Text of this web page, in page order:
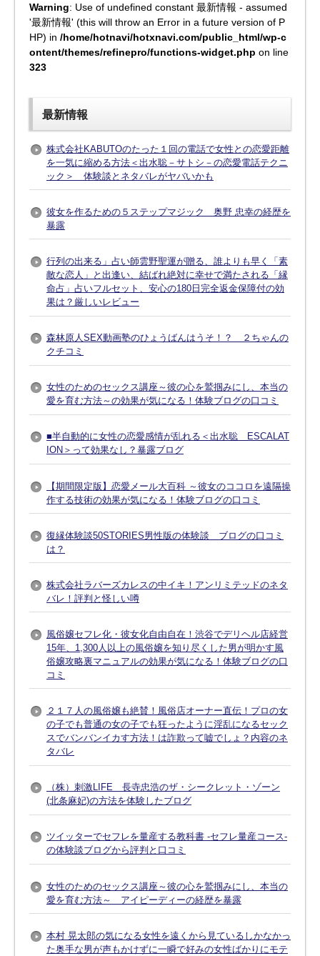
Warning: Use of undefined constant 最新情報 - assumed
'最新情報' (this will throw an Error in a future version of P
HP) in /home/hotnavi/hotxnavi.com/public_html/wp-c
ontent/themes/refinepro/functions-widget.php on line
323
最新情報
株式会社KABUTOのたった１回の電話で女性との恋愛距離
を一気に縮める方法＜出水聡－サトシ－の恋愛電話テクニ
ック＞ 体験談とネタバレがヤバいかも
彼女を作るための５ステップマジック 奥野 忠幸の経歴を
暴露
行列の出来る」占い師雲野聖運が贈る、誰よりも早く「素
敵な恋人」と出逢い、結ばれ絶対に幸せで満たされる「縁
命占」占いフルセット、安心の180日完全返金保障付の効
果は？厳しいレビュー
森林原人SEX動画塾のひょうばんはうそ！？ ２ちゃんの
クチコミ
女性のためのセックス講座～彼の心を鷲掴みにし、本当の
愛を育む方法～の効果が気になる！体験ブログの口コミ
■半自動的に女性の恋愛感情が乱れる＜出水聡 ESCALAT
ION＞って効果なし？暴露ブログ
【期間限定版】恋愛メール大百科 ～彼女のココロを遠隔操
作する技術の効果が気になる！体験ブログの口コミ
復縁体験談50STORIES男性版の体験談 ブログの口コミ
は？
株式会社ラバーズカレスの中イキ！アンリミテッドのネタ
バレ！評判と怪しい噂
風俗嬢セフレ化・彼女化自由自在！渋谷でデリヘル店経営
15年、1,300人以上の風俗嬢を知り尽くした男が明かす風
俗嬢攻略裏マニュアルの効果が気になる！体験ブログの口
コミ
２１７人の風俗嬢も絶賛！風俗店オーナー直伝！プロの女
の子でも普通の女の子でも狂ったように淫乱になるセック
スでバンバンイカす方法！は詐欺って嘘でしょ？内容のネ
タバレ
（株）刺激LIFE 長寺忠浩のザ・シークレット・ゾーン
(北条麻妃)の方法を体験したブログ
ツイッターでセフレを量産する教科書 -セフレ量産コース-
の体験談ブログから評判と口コミ
女性のためのセックス講座～彼の心を鷲掴みにし、本当の
愛を育む方法～ アイピーディーの経歴を暴露
本村 晃太郎の気になる女性を遠くから見ているしかなかっ
た奥手な男が声もかけずに一瞬で好みの女性ばかりにモテ